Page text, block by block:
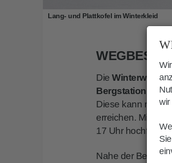
Lang- und Plattkofel im Winterkleid
Die
Bergstation der
Diese kann man
erreichen. Mit
17 Uhr
Nahe der
wir